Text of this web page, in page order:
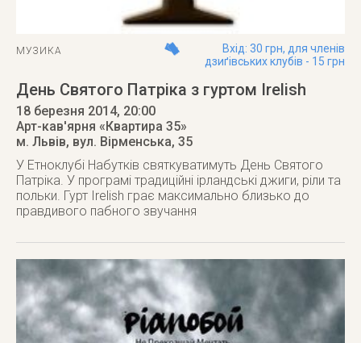
МУЗИКА
Вхід: 30 грн, для членів
дзиґівських клубів - 15 грн
День Святого Патріка з гуртом Irelish
18 березня 2014, 20:00
Арт-кав'ярня «Квартира 35»
м. Львів, вул. Вірменська, 35
У Етноклубі Набутків святкуватимуть День Святого
Патріка. У програмі традиційні ірландські джиги, ріли та
польки. Гурт Irelish грає максимально близько до
правдивого пабного звучання